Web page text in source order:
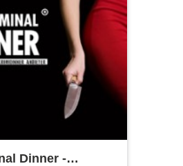
Dinner -